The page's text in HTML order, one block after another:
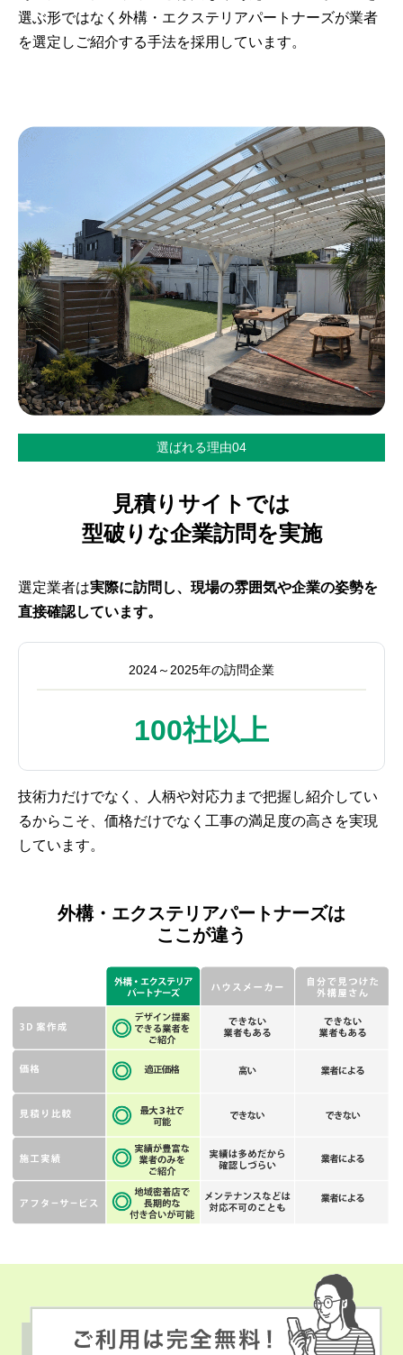
選ぶ形ではなく外構・エクステリアパートナーズが業者
を選定しご紹介する手法を採用しています。
選ばれる理由04
見積りサイトでは
型破りな企業訪問を実施
選定業者は実際に訪問し、現場の雰囲気や企業の姿勢を
直接確認しています。
2024～2025年の訪問企業
100社以上
技術力だけでなく、人柄や対応力まで把握し紹介してい
るからこそ、価格だけでなく工事の満足度の高さを実現
しています。
外構・エクステリアパートナーズは
ここが違う